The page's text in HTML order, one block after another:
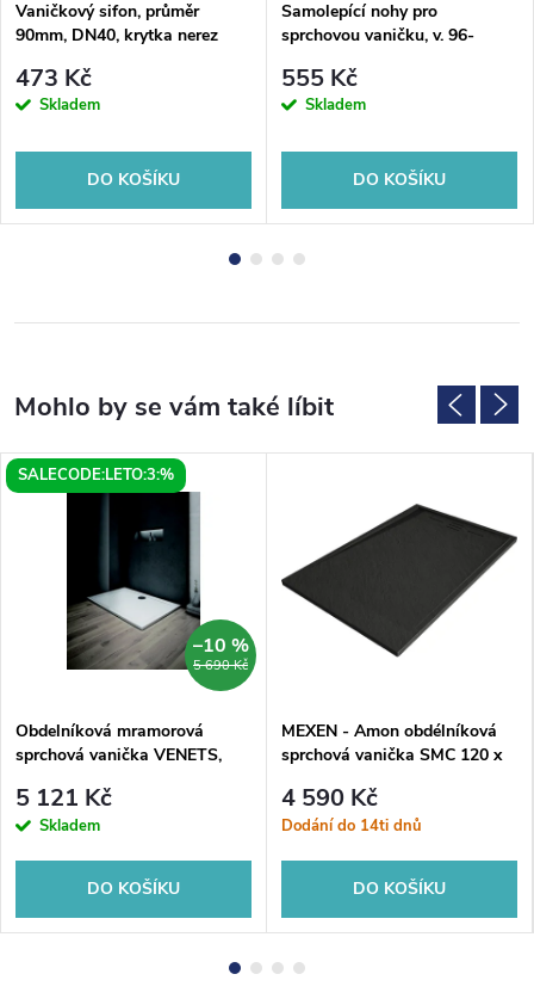
Vaničkový sifon, průměr
90mm, DN40, krytka nerez
473 Kč
Skladem
DO KOŠÍKU
Samolepící nohy pro
sprchovou vaničku, v. 96-
555 Kč
Skladem
DO KOŠÍKU
SALECODE:LETO:3:%
5 690 Kč
–10 %
Obdelníková mramorová
sprchová vanička VENETS,
5 121 Kč
Skladem
DO KOŠÍKU
MEXEN - Amon obdélníková
sprchová vanička SMC 120 x
4 590 Kč
Dodání do 14ti dnů
DO KOŠÍKU